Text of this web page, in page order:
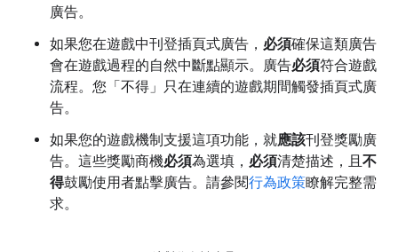
廣告。
如果您在遊戲中刊登插頁式廣告， 必須確保這類廣告
會在遊戲過程的自然中斷點顯示。廣告必須符合遊戲
流程。您「不得」 只在連續的遊戲期間觸發插頁式廣
告。
如果您的遊戲機制支援這項功能，就應該刊登獎勵廣
告。這些獎勵商機必須為選填， 必須清楚描述，且 不
得鼓勵使用者點擊廣告。請參閱行為政策瞭解完整需
求。